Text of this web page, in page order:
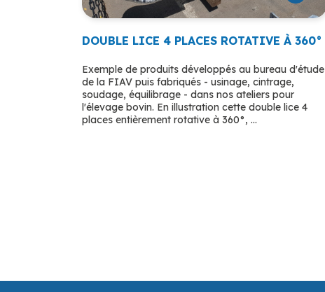
DOUBLE LICE 4 PLACES ROTATIVE À 360°
Exemple de produits développés au bureau d'étude
de la FIAV puis fabriqués - usinage, cintrage,
soudage, équilibrage - dans nos ateliers pour
l'élevage bovin. En illustration cette double lice 4
places entièrement rotative à 360°, ...